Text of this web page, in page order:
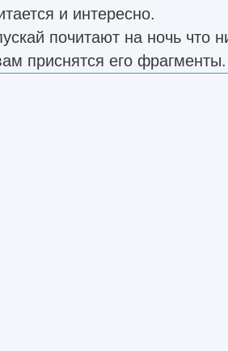
и интересно.
почитают на ночь что
приснятся его фрагменты.